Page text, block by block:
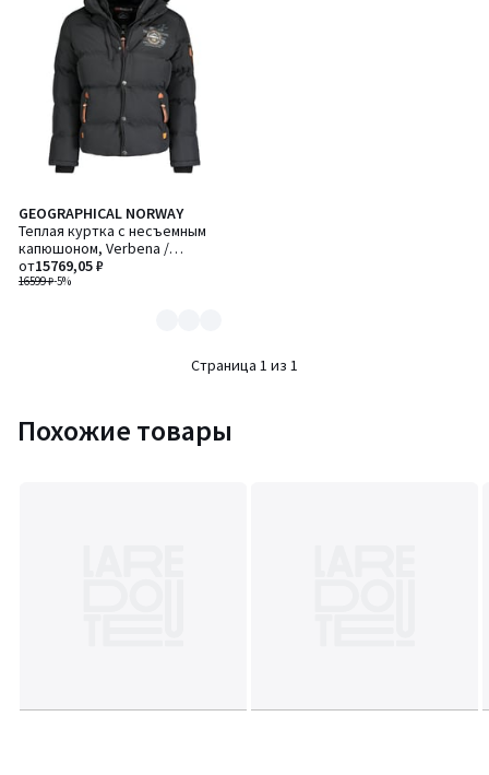
GEOGRAPHICAL NORWAY
Теплая куртка с несъемным
капюшоном, Verbena /
Вербена
16599 ₽-5%
от15769,05 ₽
Количество
цветов:
2
Страница 1 из 1
Похожие товары